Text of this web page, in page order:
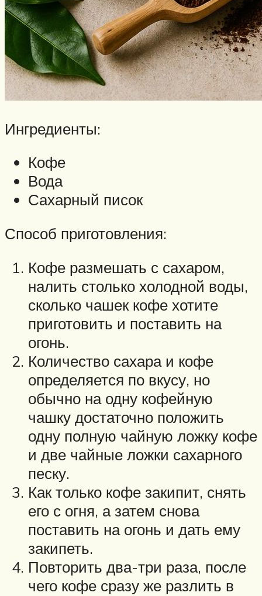
Ингредиенты:
Кофе
Вода
Сахарный писок
Способ приготовления:
Кофе размешать с сахаром,
налить столько холодной воды,
сколько чашек кофе хотите
приготовить и поставить на
огонь.
Количество сахара и кофе
определяется по вкусу, но
обычно на одну кофейную
чашку достаточно положить
одну полную чайную ложку кофе
и две чайные ложки сахарного
песку.
Как только кофе закипит, снять
его с огня, а затем снова
поставить на огонь и дать ему
закипеть.
Повторить два-три раза, после
чего кофе сразу же разлить в